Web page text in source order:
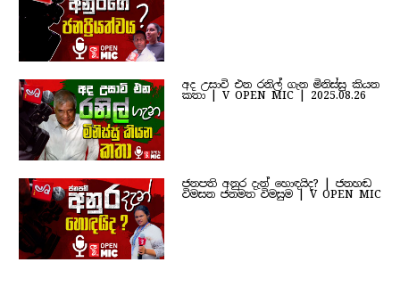
අද උසාවි එන රනිල් ගැන මිනිස්සු කියන
කතා | V OPEN MIC | 2025.08.26
ජනපති අනුර දැන් හොඳයිද? | ජනහඬ
විමසන ජනමත විමසුම | V OPEN MIC